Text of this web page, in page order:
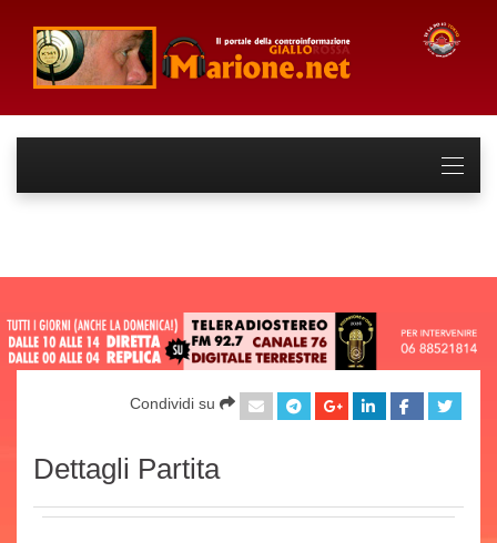
Condividi su
Dettagli Partita